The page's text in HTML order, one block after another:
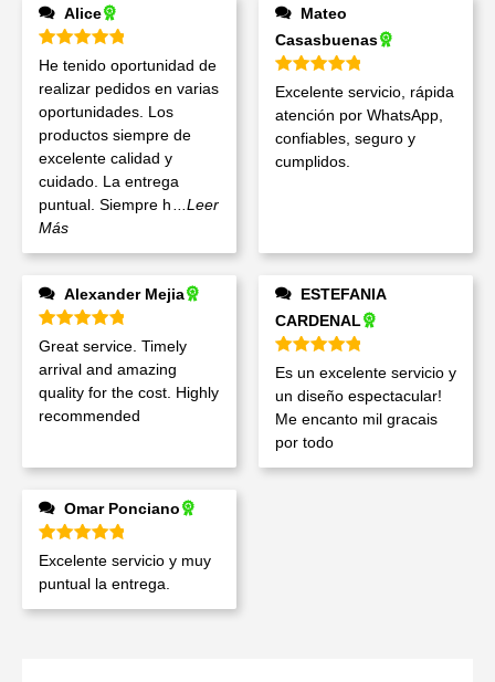
Alice
Valorado en5de 5
He tenido oportunidad de
realizar pedidos en varias
oportunidades. Los
productos siempre de
excelente calidad y
cuidado. La entrega
puntual. Siempre h...Leer
Más
Casasbuenas
Valorado en 5de 5
Excelente servicio, rápida
atención por WhatsApp,
confiables, seguro y
cumplidos.
Alexander Mejia
Valorado en 5de 5
Great service. Timely
arrival and amazing
quality for the cost. Highly
recommended
CARDENAL
Valorado en5de 5
Es un excelente servicio y
un diseño espectacular!
Me encanto mil gracais
por todo
Omar Ponciano
Valorado en 5de 5
Excelente servicio y muy
puntual la entrega.